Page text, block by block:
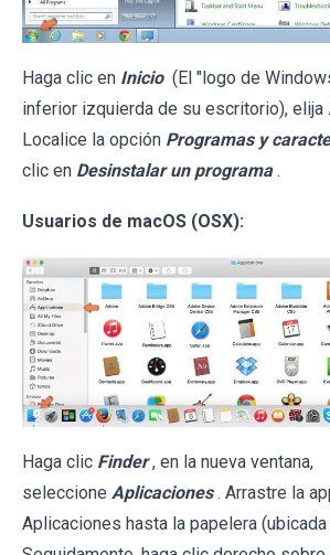
Haga clic en Inicio (El "logo de
inferior izquierda de su escritorio), elija
Localice la opción Programas y
clic en Desinstalar un programa .
Usuarios de macOS (OSX):
Haga clic Finder , en la nueva ventana,
seleccione Aplicaciones . Arrastre la
Aplicaciones hasta la papelera (ubicada